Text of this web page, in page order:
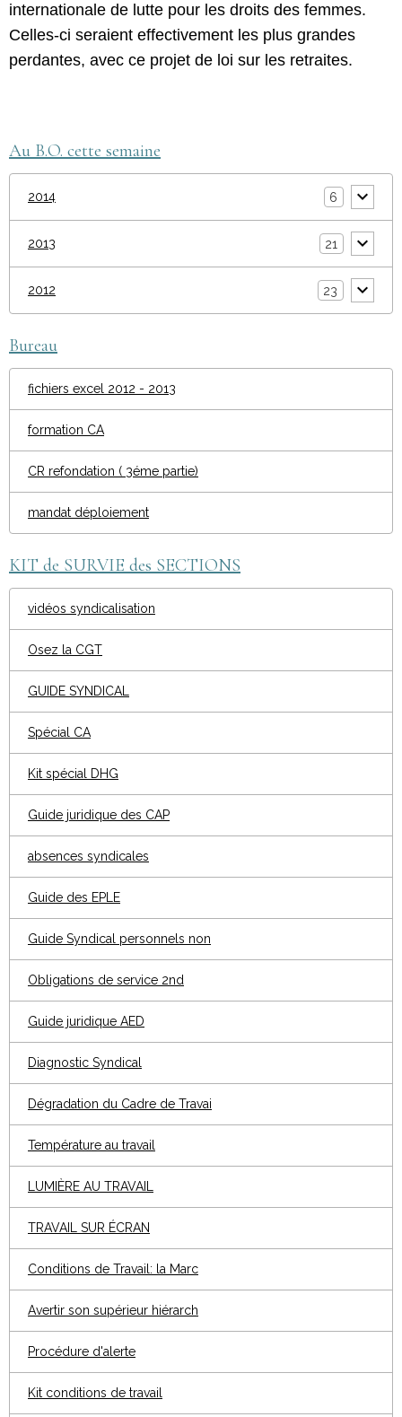
internationale de lutte pour les droits des femmes.
Celles-ci seraient effectivement les plus grandes
perdantes, avec ce projet de loi sur les retraites.
Au B.O. cette semaine
2014 6
2013 21
2012 23
Bureau
fichiers excel 2012 - 2013
formation CA
CR refondation ( 3éme partie)
mandat déploiement
KIT de SURVIE des SECTIONS
vidéos syndicalisation
Osez la CGT
GUIDE SYNDICAL
Spécial CA
Kit spécial DHG
Guide juridique des CAP
absences syndicales
Guide des EPLE
Guide Syndical personnels non
Obligations de service 2nd
Guide juridique AED
Diagnostic Syndical
Dégradation du Cadre de Travai
Température au travail
LUMIÈRE AU TRAVAIL
TRAVAIL SUR ÉCRAN
Conditions de Travail: la Marc
Avertir son supérieur hiérarch
Procédure d'alerte
Kit conditions de travail